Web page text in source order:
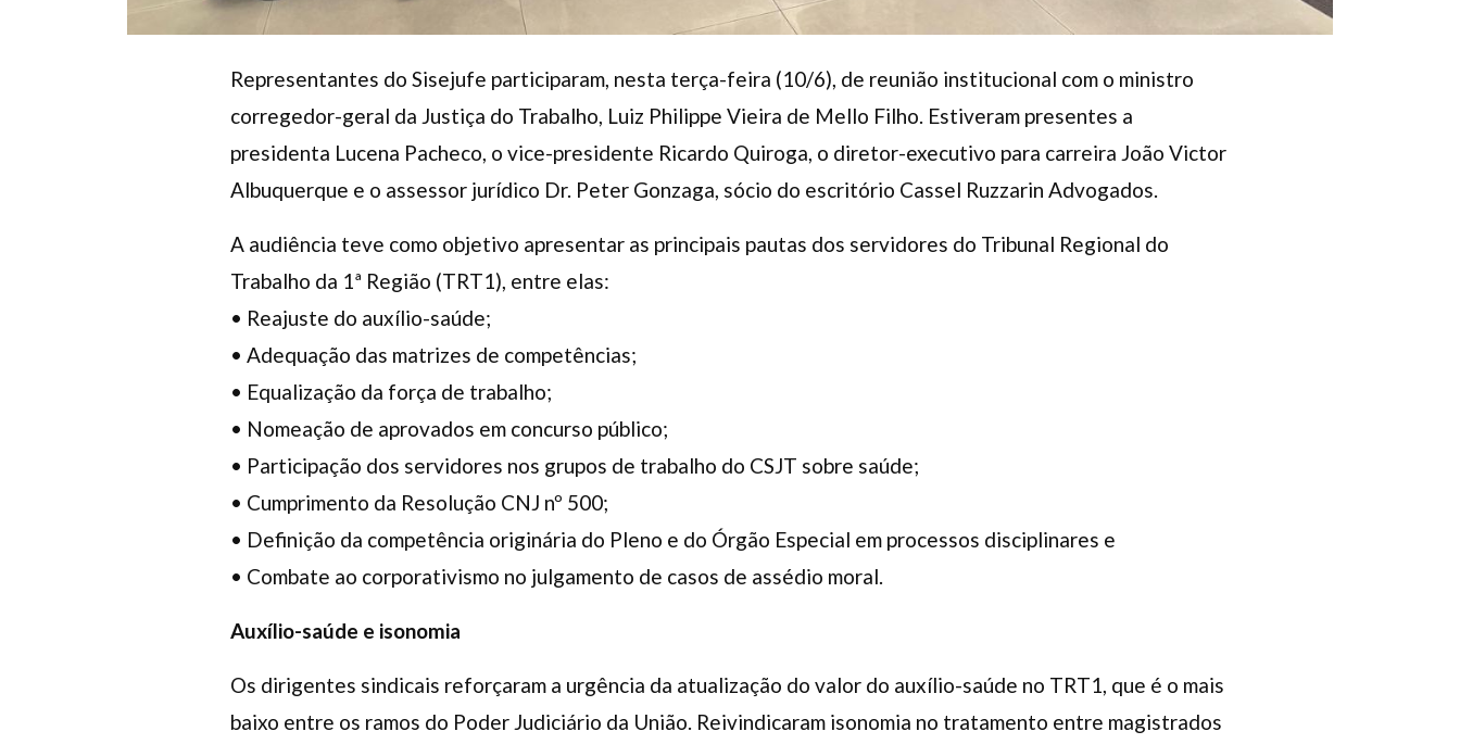
Representantes do Sisejufe participaram, nesta terça-feira (10/6), de reunião institucional com o ministro
corregedor-geral da Justiça do Trabalho, Luiz Philippe Vieira de Mello Filho. Estiveram presentes a
presidenta Lucena Pacheco, o vice-presidente Ricardo Quiroga, o diretor-executivo para carreira João Victor
Albuquerque e o assessor jurídico Dr. Peter Gonzaga, sócio do escritório Cassel Ruzzarin Advogados.
A audiência teve como objetivo apresentar as principais pautas dos servidores do Tribunal Regional do
Trabalho da 1ª Região (TRT1), entre elas:
• Reajuste do auxílio-saúde;
• Adequação das matrizes de competências;
• Equalização da força de trabalho;
• Nomeação de aprovados em concurso público;
• Participação dos servidores nos grupos de trabalho do CSJT sobre saúde;
• Cumprimento da Resolução CNJ nº 500;
• Definição da competência originária do Pleno e do Órgão Especial em processos disciplinares e
• Combate ao corporativismo no julgamento de casos de assédio moral.
Auxílio-saúde e isonomia
Os dirigentes sindicais reforçaram a urgência da atualização do valor do auxílio-saúde no TRT1, que é o mais
baixo entre os ramos do Poder Judiciário da União. Reivindicaram isonomia no tratamento entre magistrados